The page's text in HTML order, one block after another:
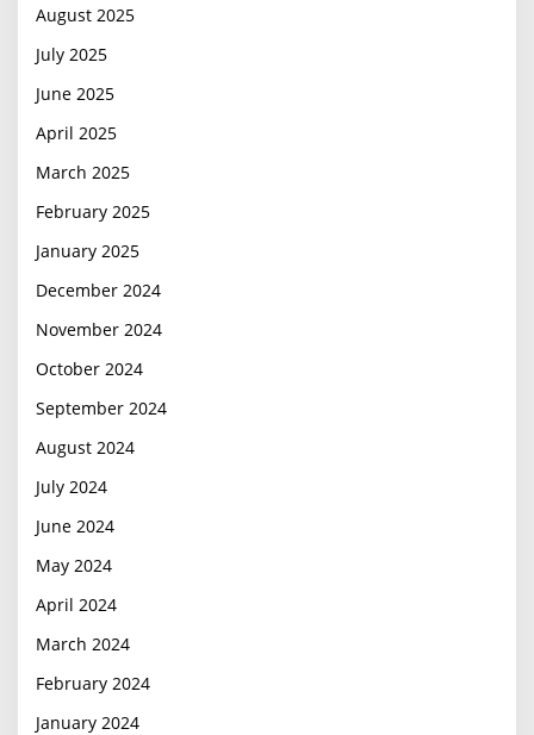
August 2025
July 2025
June 2025
April 2025
March 2025
February 2025
January 2025
December 2024
November 2024
October 2024
September 2024
August 2024
July 2024
June 2024
May 2024
April 2024
March 2024
February 2024
January 2024